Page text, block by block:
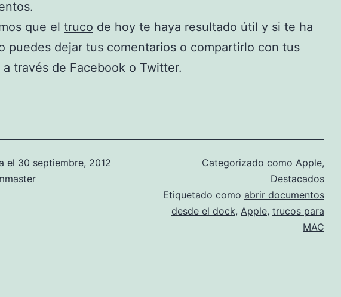
que el truco de hoy te haya resultado útil y si te ha
puedes dejar tus comentarios o compartirlo con tus
a través de Facebook o Twitter.
el 30 septiembre, 2012
Categorizado como Apple,
Destacados
Etiquetado como abrir documentos
desde el dock, Apple, trucos para
MAC